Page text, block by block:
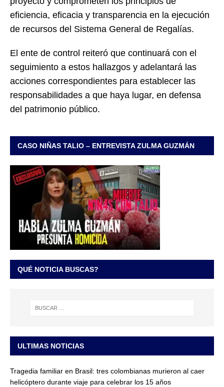
eficiencia, eficacia y transparencia en la ejecución
de recursos del Sistema General de Regalías.
El ente de control reiteró que continuará con el
seguimiento a estos hallazgos y adelantará las
acciones correspondientes para establecer las
responsabilidades a que haya lugar, en defensa
del patrimonio público.
CASO NIÑAS TALIO – ENTREVISTA ZULMA GUZMÁN
QUÉ NOTICIA BUSCAS?
ULTIMAS NOTICIAS
Tragedia familiar en Brasil: tres colombianas murieron al caer
helicóptero durante viaje para celebrar los 15 años